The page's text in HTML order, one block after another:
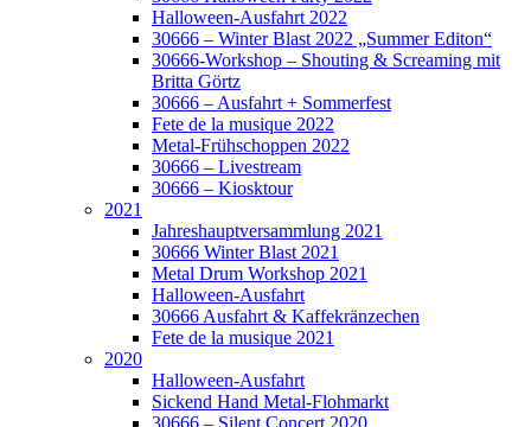
Halloween-Ausfahrt 2022
30666 – Winter Blast 2022 „Summer Editon“
30666-Workshop – Shouting & Screaming mit
Britta Görtz
30666 – Ausfahrt + Sommerfest
Fete de la musique 2022
Metal-Frühschoppen 2022
30666 – Livestream
30666 – Kiosktour
2021
Jahreshauptversammlung 2021
30666 Winter Blast 2021
Metal Drum Workshop 2021
Halloween-Ausfahrt
30666 Ausfahrt & Kaffekränzechen
Fete de la musique 2021
2020
Halloween-Ausfahrt
Sickend Hand Metal-Flohmarkt
30666 – Silent Concert 2020